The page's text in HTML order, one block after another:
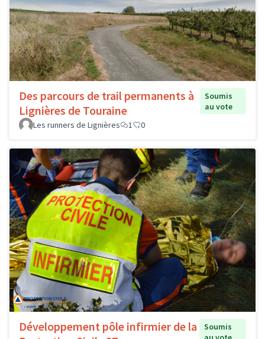
Des parcours de trail permanents à
Lignières de Touraine
Soumis
au vote
Les runners de Lignières
1 0
Développement pôle infirmier de la
Soumis